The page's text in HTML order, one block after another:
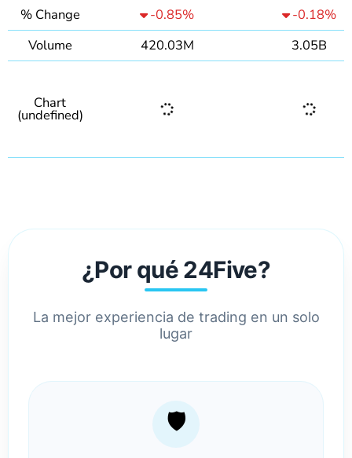
% Change
-0.85%
-0.18%
Volume
420.03M 3.05B
Chart
(undefined)
¿Por qué 24Five?
La mejor experiencia de trading en un solo
lugar
🛡️